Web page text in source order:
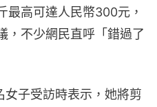
最高可達人民幣300元，
，不少網民直呼「錯過了
子受訪時表示，她將剪